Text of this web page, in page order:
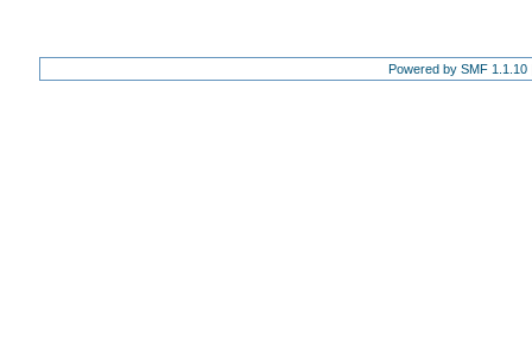
Powered by SMF 1.1.10